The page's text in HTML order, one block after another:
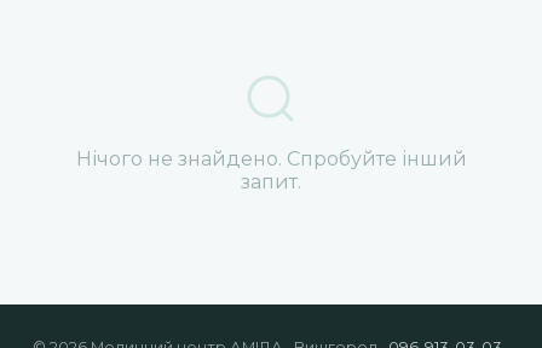
Нічого не знайдено. Спробуйте інший
запит.